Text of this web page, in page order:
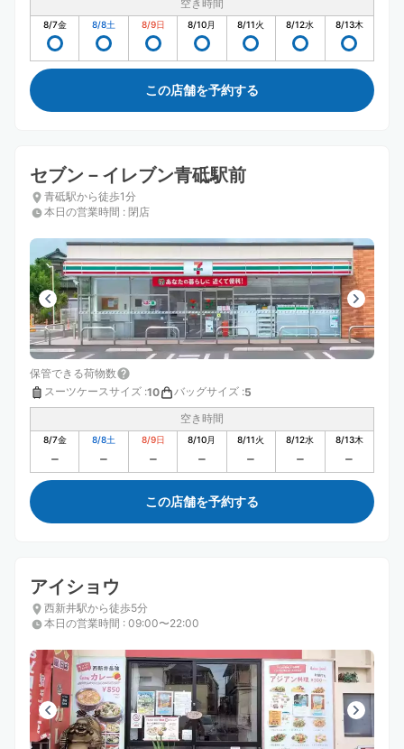
空き時間
8/7金 8/8土 8/9日 8/10月 8/11火 8/12水 8/13木
この店舗を予約する
セブン－イレブン青砥駅前
青砥駅から徒歩1分
本日の営業時間 : 閉店
保管できる荷物数
スーツケースサイズ :10 バッグサイズ :5
空き時間
8/7金 8/8土 8/9日 8/10月 8/11火 8/12水 8/13木
この店舗を予約する
アイショウ
西新井駅から徒歩5分
本日の営業時間 : 09:00〜22:00